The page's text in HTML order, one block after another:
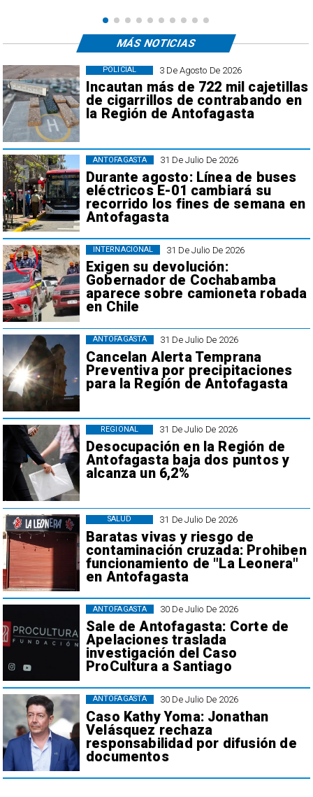
3 De Agosto De 2026
Incautan más de 722 mil cajetillas
de cigarrillos de contrabando en
la Región de Antofagasta
POLICIAL
31 De Julio De 2026
Durante agosto: Línea de buses
eléctricos E-01 cambiará su
recorrido los fines de semana en
Antofagasta
ANTOFAGASTA
31 De Julio De 2026
Exigen su devolución:
Gobernador de Cochabamba
aparece sobre camioneta robada
en Chile
INTERNACIONAL
31 De Julio De 2026
Cancelan Alerta Temprana
Preventiva por precipitaciones
para la Región de Antofagasta
ANTOFAGASTA
31 De Julio De 2026
Desocupación en la Región de
Antofagasta baja dos puntos y
alcanza un 6,2%
REGIONAL
31 De Julio De 2026
Baratas vivas y riesgo de
contaminación cruzada: Prohiben
funcionamiento de "La Leonera"
en Antofagasta
SALUD
30 De Julio De 2026
Sale de Antofagasta: Corte de
Apelaciones traslada
investigación del Caso
ProCultura a Santiago
ANTOFAGASTA
30 De Julio De 2026
Caso Kathy Yoma: Jonathan
Velásquez rechaza
responsabilidad por difusión de
documentos
ANTOFAGASTA
MÁS NOTICIAS